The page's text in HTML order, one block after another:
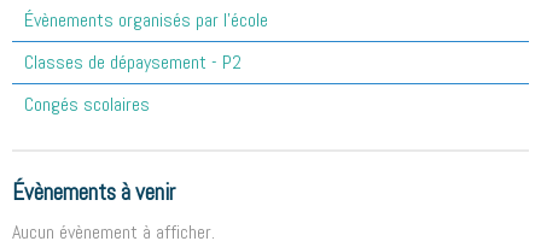
Évènements organisés par l'école
Classes de dépaysement - P2
Congés scolaires
Évènements à venir
Aucun évènement à afficher.